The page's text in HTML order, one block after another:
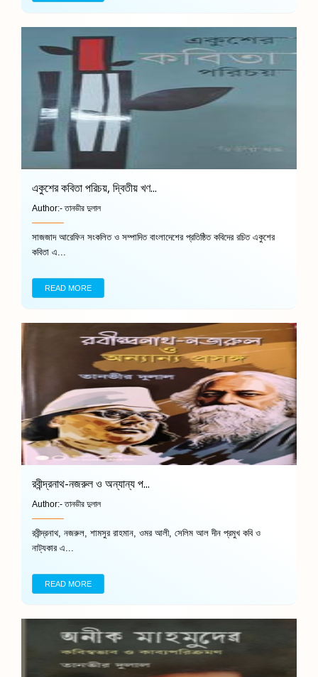
একুশের কবিতা পরিচয়, দ্বিতীয় খণ...
Author:-তানভীর দুলাল
সাজজাদ আরেফিন সংকলিত ও সম্পাদিত বাংলাদেশের প্রতিষ্ঠিত কবিদের রচিত একুশের
কবিতা এ...
READ MORE
রবীন্দ্রনাথ-নজরুল ও অন্যান্য প...
Author:-তানভীর দুলাল
রবীন্দ্রনাথ, নজরুল, শামসুর রাহমান, ওমর আলী, সেলিম আল দীন প্রমুখ কবি ও
নাট্যকার এ...
READ MORE